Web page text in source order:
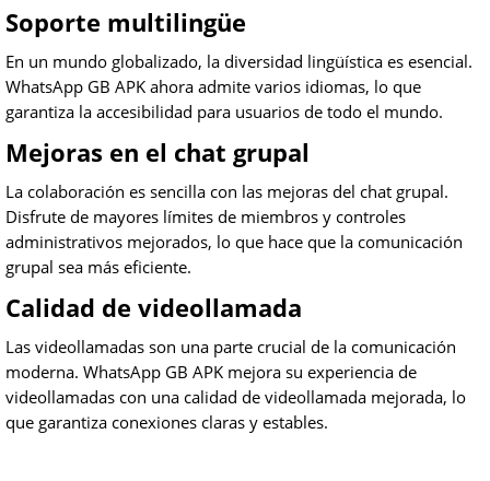
Soporte multilingüe
En un mundo globalizado, la diversidad lingüística es esencial.
WhatsApp GB APK ahora admite varios idiomas, lo que
garantiza la accesibilidad para usuarios de todo el mundo.
Mejoras en el chat grupal
La colaboración es sencilla con las mejoras del chat grupal.
Disfrute de mayores límites de miembros y controles
administrativos mejorados, lo que hace que la comunicación
grupal sea más eficiente.
Calidad de videollamada
Las videollamadas son una parte crucial de la comunicación
moderna. WhatsApp GB APK mejora su experiencia de
videollamadas con una calidad de videollamada mejorada, lo
que garantiza conexiones claras y estables.